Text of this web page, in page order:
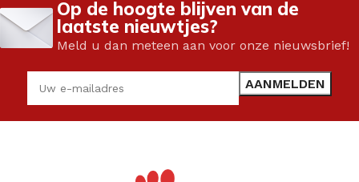
Op de hoogte blijven van de
laatste nieuwtjes?
Meld u dan meteen aan voor onze nieuwsbrief!